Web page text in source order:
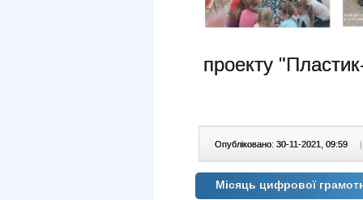
проекту
Опубліковано: 30-11-2021, 09:59 |
Місяць цифрової